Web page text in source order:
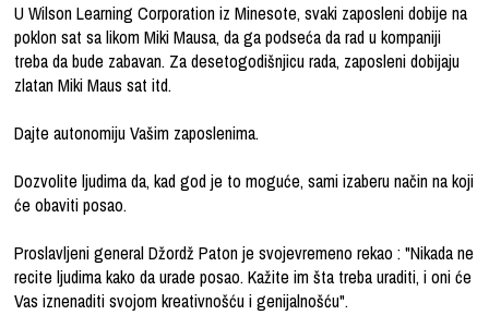
U Wilson Learning Corporation iz Minesote, svaki zaposleni dobije na
poklon sat sa likom Miki Mausa, da ga podseća da rad u kompaniji
treba da bude zabavan. Za desetogodišnjicu rada, zaposleni dobijaju
zlatan Miki Maus sat itd.
Dajte autonomiju Vašim zaposlenima.
Dozvolite ljudima da, kad god je to moguće, sami izaberu način na koji
će obaviti posao.
Proslavljeni general Džordž Paton je svojevremeno rekao : "Nikada ne
recite ljudima kako da urade posao. Kažite im šta treba uraditi, i oni će
Vas iznenaditi svojom kreativnošću i genijalnošću".